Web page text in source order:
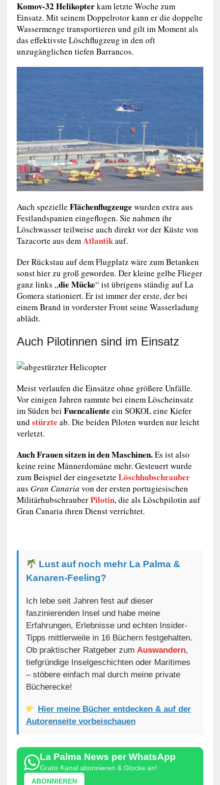
Komov-32 Helikopterkam letzte Woche zum
Einsatz. Mit seinem Doppelrotor kann er die doppelte
Wassermenge transportieren und gilt im Moment als
das effektivste Löschflugzeug in den oft
unzugänglichen tiefen Barrancos.
Auch spezielle Flächenflugzeuge wurden extra aus
Festlandspanien eingeflogen. Sie nahmen ihr
Löschwasser teilweise auch direkt vor der Küste von
Tazacorte aus demAtlantikauf.
Der Rückstau auf dem Flugplatz wäre zum Betanken
sonst hier zu groß geworden. Der kleine gelbe Flieger
ganz links „die Mücke“ ist übrigens ständig auf La
Gomera stationiert. Er ist immer der erste, der bei
einem Brand in vorderster Front seine Wasserladung
ablädt.
Auch Pilotinnen sind im Einsatz
Meist verlaufen die Einsätze ohne größere Unfälle.
Vor einigen Jahren rammte bei einem Löscheinsatz
im Süden bei Fuencaliente ein SOKOL eine Kiefer
und stürzte ab. Die beiden Piloten wurden nur leicht
verletzt.
Auch Frauen sitzen in den Maschinen.Es ist also
keine reine Männerdomäne mehr. Gesteuert wurde
zum Beispiel der eingesetzte Löschhubschrauber
aus Gran Canaria von der ersten portugiesischen
MilitärhubschrauberPilotin, die als Löschpilotin auf
Gran Canaria ihren Dienst verrichtet.
Lust auf noch mehr La Palma &
Kanaren-Feeling?
Ich lebe seit Jahren fest auf dieser
faszinierenden Insel und habe meine
Erfahrungen, Erlebnisse und echten Insider-
Tipps mittlerweile in 16 Büchern festgehalten.
Ob praktischer Ratgeber zum Auswandern,
tiefgründige Inselgeschichten oder Maritimes
– stöbere einfach mal durch meine private
Bücherecke!
Hier meine Bücher entdecken & auf der
Autorenseite vorbeischauen
La Palma News per WhatsApp
Gratis Kanal abonnieren & Glocke an!
ABONNIEREN